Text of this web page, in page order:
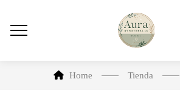
Home Tienda